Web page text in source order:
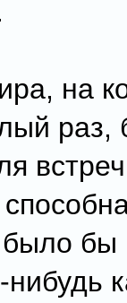
на
раз,
бы
нибудь